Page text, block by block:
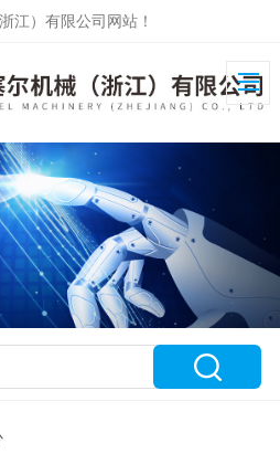
江）有限公司网站！